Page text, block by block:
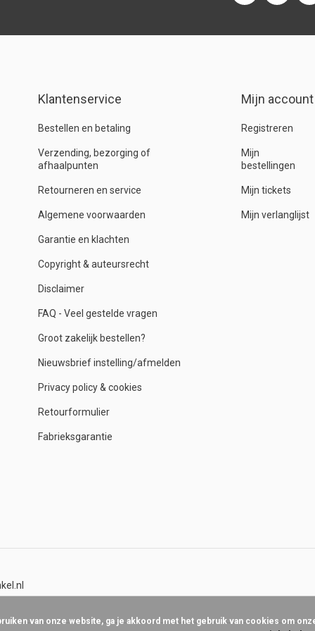
Klantenservice
Bestellen en betaling
Verzending, bezorging of
afhaalpunten
Retourneren en service
Algemene voorwaarden
Garantie en klachten
Copyright & auteursrecht
Disclaimer
FAQ - Veel gestelde vragen
Groot zakelijk bestellen?
Nieuwsbrief instelling/afmelden
Privacy policy & cookies
Retourformulier
Fabrieksgarantie
Mijn account
Registreren
Mijn
bestellingen
Mijn tickets
Mijn verlanglijst
van onze website, ga je akkoord met het gebruik van cookies om